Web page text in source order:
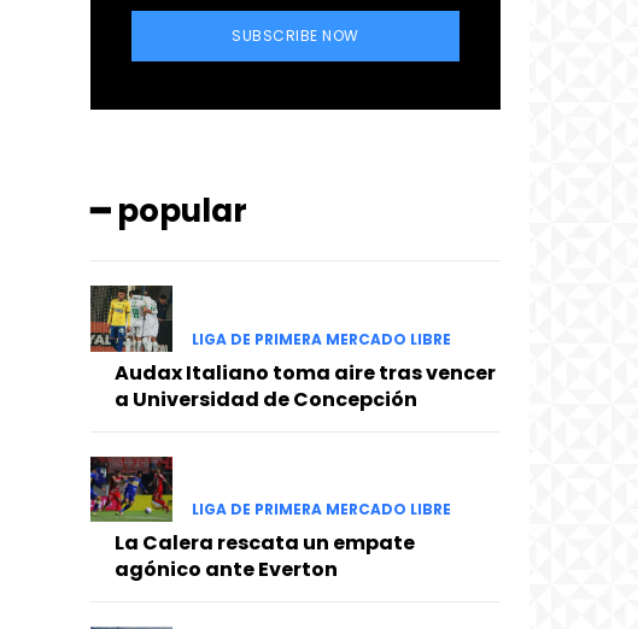
SUBSCRIBE NOW
━ popular
LIGA DE PRIMERA MERCADO LIBRE
Audax Italiano toma aire tras vencer
a Universidad de Concepción
LIGA DE PRIMERA MERCADO LIBRE
La Calera rescata un empate
agónico ante Everton